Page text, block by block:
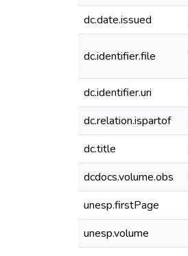
dc.date.issued
dc.identifier.file
dc.identifier.uri
dc.relation.ispartof
dc.title
dcdocs.volume.obs
unesp.firstPage
unesp.volume